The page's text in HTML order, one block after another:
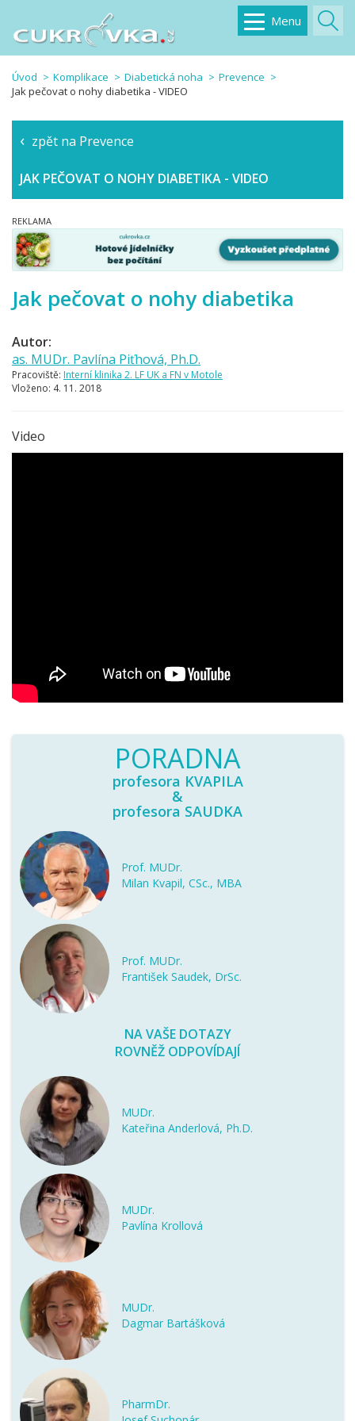
Menu
Úvod Komplikace Diabetická noha
Prevence
Jak pečovat o nohy diabetika - VIDEO
zpět na Prevence
JAK PEČOVAT O NOHY DIABETIKA - VIDEO
Jak pečovat o nohy diabetika
Autor:
as. MUDr. Pavlína Piťhová, Ph.D.
Pracoviště: Interní klinika 2. LF UK a FN v Motole
Vloženo: 4. 11. 2018
Video
PORADNA
profesora KVAPILA
&
profesora SAUDKA
Prof. MUDr.
Milan Kvapil, CSc., MBA
Prof. MUDr.
František Saudek, DrSc.
NA VAŠE DOTAZY
ROVNĚŽ ODPOVÍDAJÍ
MUDr.
Kateřina Anderlová, Ph.D.
MUDr.
Pavlína Krollová
MUDr.
Dagmar Bartášková
PharmDr.